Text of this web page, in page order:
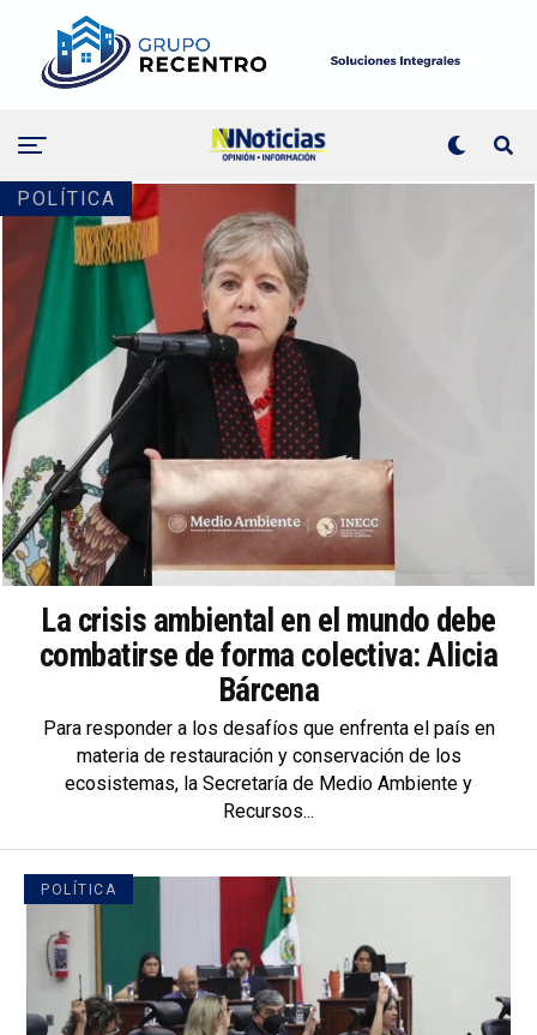
POLÍTICA
La crisis ambiental en el mundo debe
combatirse de forma colectiva: Alicia
Bárcena
Para responder a los desafíos que enfrenta el país en
materia de restauración y conservación de los
ecosistemas, la Secretaría de Medio Ambiente y
Recursos...
POLÍTICA